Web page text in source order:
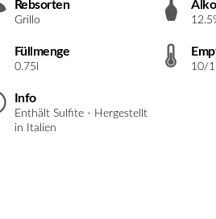
Rebsorten
Grillo
Füllmenge
0.75l 10/
Info
Enthält Sulfite - Hergestellt
in Italien